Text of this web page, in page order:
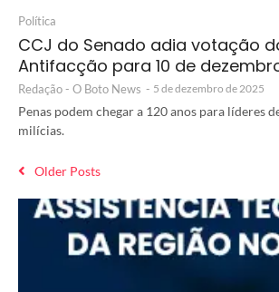
Política
CCJ do Senado adia votação
Antifacção para 10 de
Redação - O Boto News - 5 de dezembro de 2025
Penas podem chegar a 120 anos para líderes
milícias.
Older Posts